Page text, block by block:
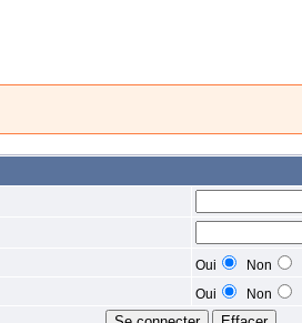
Oui
Non
Oui Non